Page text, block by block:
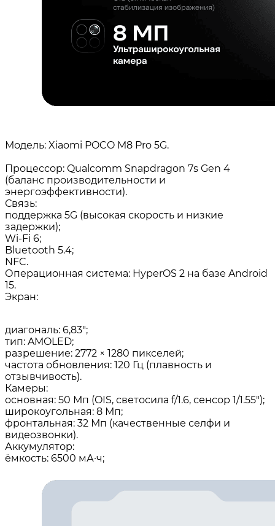
Модель: Xiaomi POCO M8 Pro 5G.
Процессор: Qualcomm Snapdragon 7s Gen 4
(баланс производительности и
энергоэффективности).
Связь:
поддержка 5G (высокая скорость и низкие
задержки);
Wi‑Fi 6;
Bluetooth 5.4;
NFC.
Операционная система: HyperOS 2 на базе Android
15.
Экран:
диагональ: 6,83″;
тип: AMOLED;
разрешение: 2772 × 1280 пикселей;
частота обновления: 120 Гц (плавность и
отзывчивость).
Камеры:
основная: 50 Мп (OIS, светосила f/1.6, сенсор 1/1.55″);
широкоугольная: 8 Мп;
фронтальная: 32 Мп (качественные селфи и
видеозвонки).
Аккумулятор:
ёмкость: 6500 мА·ч;